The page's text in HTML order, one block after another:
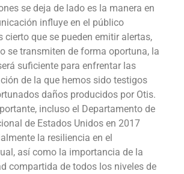
se deja de lado es la manera en
influye en el público
cierto que se pueden emitir alertas,
se transmiten de forma oportuna, la
suficiente para enfrentar las
de la que hemos sido testigos
daños producidos por Otis.
incluso el Departamento de
de Estados Unidos en 2017
la resiliencia en el
así como la importancia de la
compartida de todos los niveles de